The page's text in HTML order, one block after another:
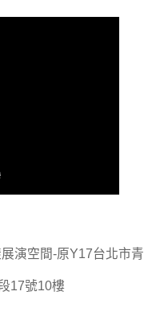
演空間-原Y17台北市青
17號10樓